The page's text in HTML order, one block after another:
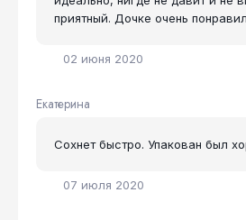
02 июня 2020
приятный. Дочке очень
Екатерина
07 июля 2020
Сохнет быстро. Упакован был